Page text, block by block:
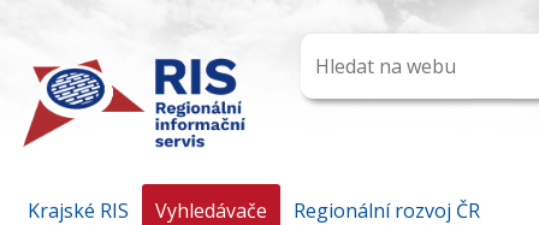
Krajské RIS Vyhledávače
Regionální rozvoj ČR